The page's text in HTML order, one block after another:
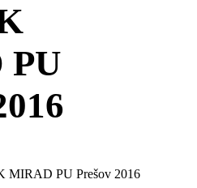
MIRAD PU Prešov 2016